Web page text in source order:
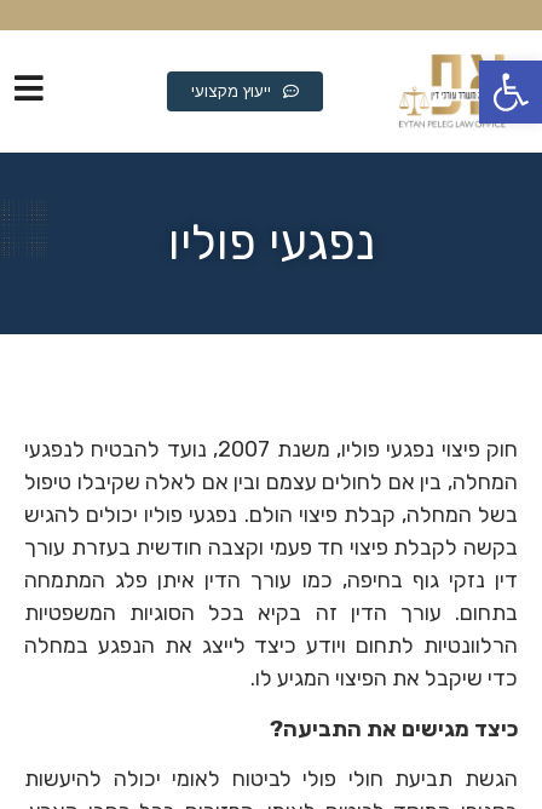
פתח סרגל נגישותייעוץ מקצועי
נפגעי פוליו
חוק פיצוי נפגעי פוליו, משנת 2007, נועד להבטיח לנפגעי
המחלה, בין אם לחולים עצמם ובין אם לאלה שקיבלו טיפול
בשל המחלה, קבלת פיצוי הולם. נפגעי פוליו יכולים להגיש
בקשה לקבלת פיצוי חד פעמי וקצבה חודשית בעזרת עורך
דין נזקי גוף בחיפה, כמו עורך הדין איתן פלג המתמחה
בתחום. עורך הדין זה בקיא בכל הסוגיות המשפטיות
הרלוונטיות לתחום ויודע כיצד לייצג את הנפגע במחלה
כדי שיקבל את הפיצוי המגיע לו.
כיצד מגישים את התביעה?
הגשת תביעת חולי פולי לביטוח לאומי יכולה להיעשות